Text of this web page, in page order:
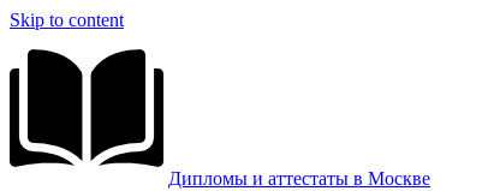
Skip to content
Дипломы и аттестаты в Москве